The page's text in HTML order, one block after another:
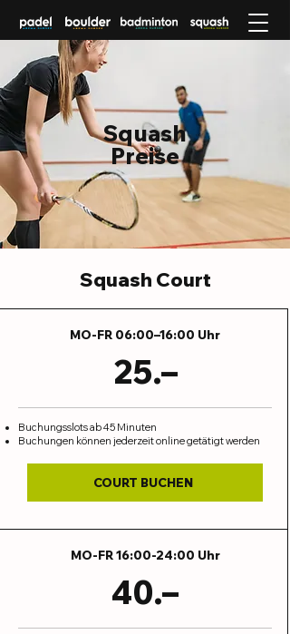
Squash
Preise
Squash Court
MO-FR 06:00–16:00 Uhr
25.–
Buchungsslots ab 45 Minuten
Buchungen können jederzeit online getätigt werden
COURT BUCHEN
MO-FR 16:00-24:00 Uhr
40.–